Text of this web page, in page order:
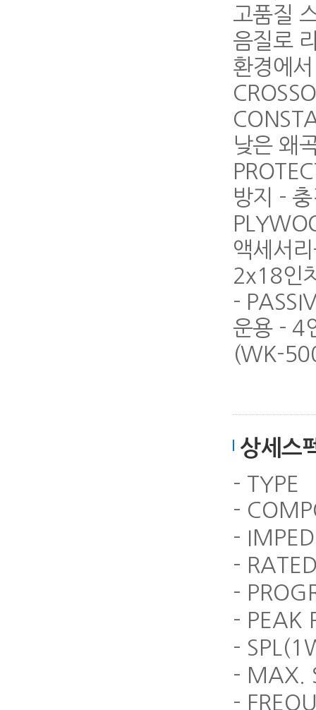
고품질
음질로
환경에
낮은 왜
방지 -
액세서
2x18인
-
운용 - 4
(WK-
상세스
- TYPE
-
-
-
-
- PEAK
-
- MAX.
-